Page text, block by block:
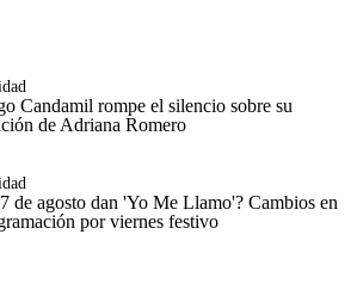
Candamil rompe el silencio sobre su
de Adriana Romero
de agosto dan 'Yo Me Llamo'? Cambios en
por viernes festivo